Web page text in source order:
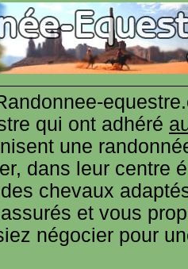
qui ont adhéré
une
dans leur centre
chevaux
et vous
négocier pour